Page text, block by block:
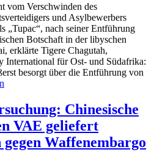
vom Verschwinden des
und Asylbewerbers
„Tupac“, nach seiner Entführung
Botschaft in der libyschen
erklärte Tigere Chagutah,
International für Ost- und Südafrika:
besorgt über die Entführung von
Chinesische
VAE geliefert
Waffenembargo